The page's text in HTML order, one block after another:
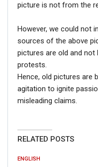
picture is not from the
However, we could not
sources of the above
pictures are old and not
protests.
Hence, old pictures are
agitation to ignite
misleading claims.
RELATED POSTS
ENGLISH